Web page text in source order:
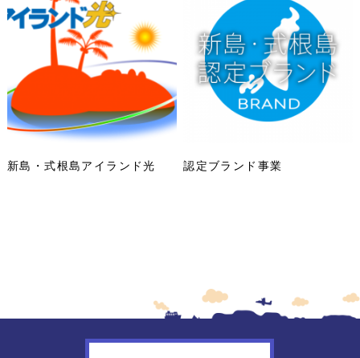
新島・式根島アイランド光 認定ブランド事業